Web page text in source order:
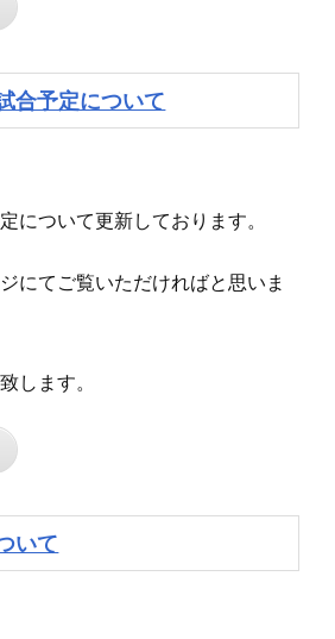
合予定について
について更新しております。
にてご覧いただければと思いま
します。
いて